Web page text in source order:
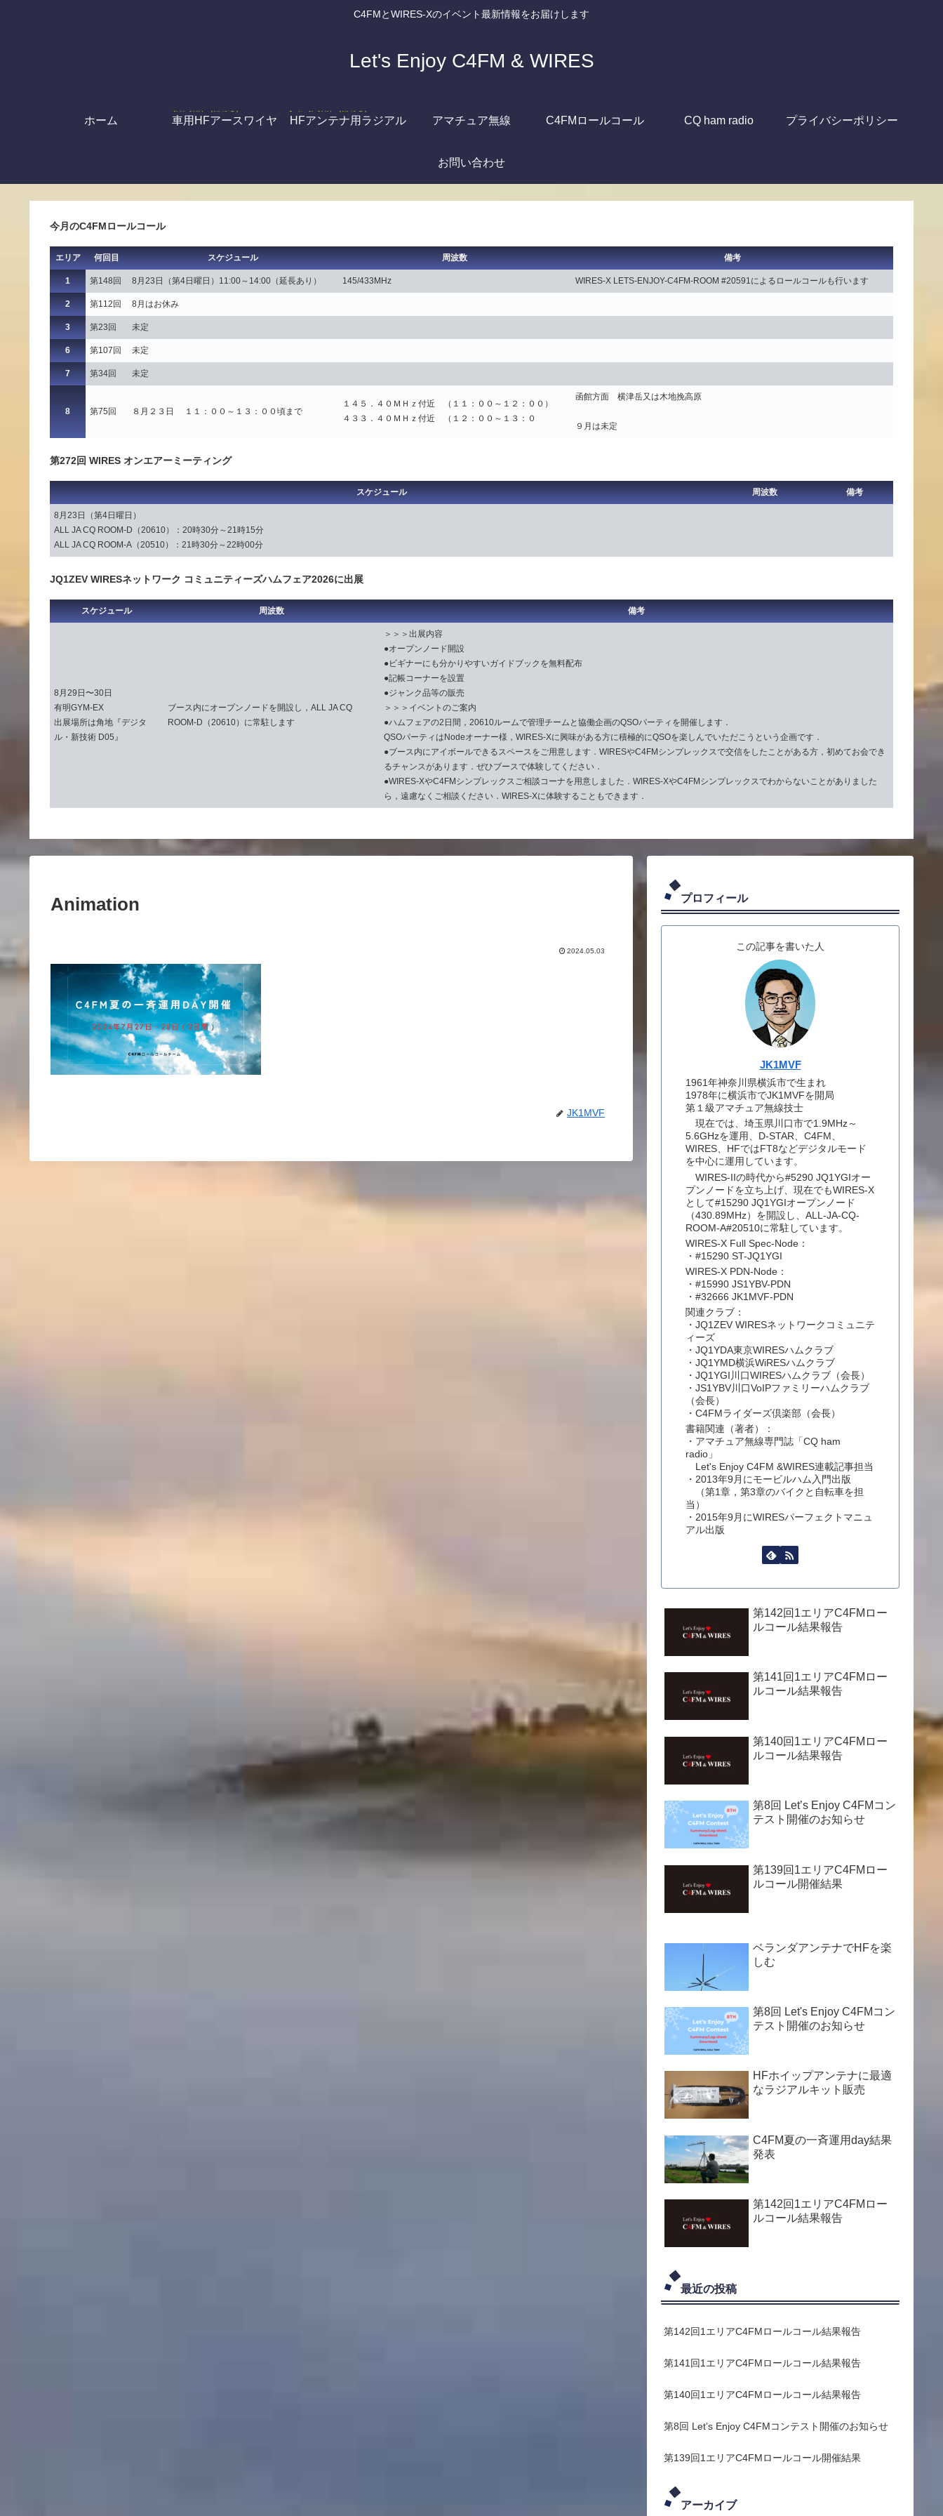
C4FMとWIRES-Xのイベント最新情報をお届けします
Let's Enjoy C4FM & WIRES
ホーム 車用HFアースワイヤ HFアンテナ用ラジアル アマチュア無線 C4FMロールコール CQ ham radio プライバシーポリシー
お問い合わせ
今月のC4FMロールコール
エリア 何回目 スケジュール 周波数 備考
1 第148回 8月23日（第4日曜日）11:00～14:00（延長あり） 145/433MHz WIRES-X LETS-ENJOY-C4FM-ROOM #20591によるロールコールも行います
2 第112回 8月はお休み
3 第23回 未定
6 第107回 未定
7 第34回 未定
8 第75回 ８月２３日 １１：００～１３：００頃まで
１４５．４０ＭＨｚ付近 （１１：００～１２：００）
４３３．４０ＭＨｚ付近 （１２：００～１３：０
函館方面 横津岳又は木地挽高原
９月は未定
第272回 WIRES オンエアーミーティング
スケジュール 周波数 備考
8月23日（第4日曜日）
ALL JA CQ ROOM-D（20610）：20時30分～21時15分
ALL JA CQ ROOM-A（20510）：21時30分～22時00分
JQ1ZEV WIRESネットワーク コミュニティーズハムフェア2026に出展
スケジュール 周波数 備考
8月29日〜30日
有明GYM-EX
出展場所は角地『デジタ
ル・新技術 D05』
ブース内にオープンノードを開設し，ALL JA CQ
ROOM-D（20610）に常駐します
＞＞＞出展内容
●オープンノード開設
●ビギナーにも分かりやすいガイドブックを無料配布
●記帳コーナーを設置
●ジャンク品等の販売
＞＞＞イベントのご案内
●ハムフェアの2日間，20610ルームで管理チームと協働企画のQSOパーティを開催します．
QSOパーティはNodeオーナー様，WIRES-Xに興味がある方に積極的にQSOを楽しんでいただこうという企画です．
●ブース内にアイボールできるスペースをご用意します．WIRESやC4FMシンプレックスで交信をしたことがある方，初めてお会でき
るチャンスがあります．ぜひブースで体験してください．
●WIRES-XやC4FMシンプレックスご相談コーナを用意しました．WIRES-XやC4FMシンプレックスでわからないことがありました
ら，遠慮なくご相談ください．WIRES-Xに体験することもできます．
Animation
2024.05.03
JK1MVF
プロフィール
この記事を書いた人
JK1MVF
1961年神奈川県横浜市で生まれ
1978年に横浜市でJK1MVFを開局
第１級アマチュア無線技士
現在では、埼玉県川口市で1.9MHz～
5.6GHzを運用、D-STAR、C4FM、
WIRES、HFではFT8などデジタルモード
を中心に運用しています。
WIRES-IIの時代から#5290 JQ1YGIオー
プンノードを立ち上げ、現在でもWIRES-X
として#15290 JQ1YGIオープンノード
（430.89MHz）を開設し、ALL-JA-CQ-
ROOM-A#20510に常駐しています。
WIRES-X Full Spec-Node：
・#15290 ST-JQ1YGI
WIRES-X PDN-Node：
・#15990 JS1YBV-PDN
・#32666 JK1MVF-PDN
関連クラブ：
・JQ1ZEV WIRESネットワークコミュニテ
ィーズ
・JQ1YDA東京WIRESハムクラブ
・JQ1YMD横浜WiRESハムクラブ
・JQ1YGI川口WIRESハムクラブ（会長）
・JS1YBV川口VoIPファミリーハムクラブ
（会長）
・C4FMライダーズ倶楽部（会長）
書籍関連（著者）：
・アマチュア無線専門誌「CQ ham
radio」
Let's Enjoy C4FM &WIRES連載記事担当
・2013年9月にモービルハム入門出版
（第1章，第3章のバイクと自転車を担
当）
・2015年9月にWIRESパーフェクトマニュ
アル出版
第142回1エリアC4FMロー
ルコール結果報告
第141回1エリアC4FMロー
ルコール結果報告
第140回1エリアC4FMロー
ルコール結果報告
第8回 Let’s Enjoy C4FMコン
テスト開催のお知らせ
第139回1エリアC4FMロー
ルコール開催結果
ベランダアンテナでHFを楽
しむ
第8回 Let's Enjoy C4FMコン
テスト開催のお知らせ
HFホイップアンテナに最適
なラジアルキット販売
C4FM夏の一斉運用day結果
発表
第142回1エリアC4FMロー
ルコール結果報告
最近の投稿
第142回1エリアC4FMロールコール結果報告
第141回1エリアC4FMロールコール結果報告
第140回1エリアC4FMロールコール結果報告
第8回 Let’s Enjoy C4FMコンテスト開催のお知らせ
第139回1エリアC4FMロールコール開催結果
アーカイブ